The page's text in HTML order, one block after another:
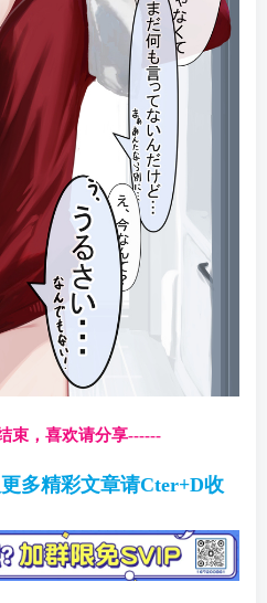
束，喜欢请分享------
多精彩文章请Cter+D收